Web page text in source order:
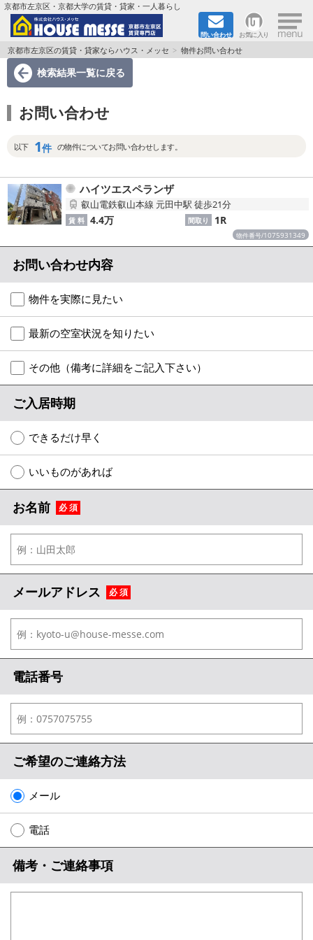
京都市左京区・京都大学の賃貸・貸家・一人暮らし
問い合わせ お気に入り ×
TOPページ
地図から検索
地域から検索
京都大学＆京都芸術大学生さんに
書類DL & 入居者さまへ
家族で住むならマンション？賃家？
一人暮らしの物件特集
ペット相談OKの賃貸！
特選物件
ハウスメーカー施工特集！
路線·駅から探す
IT重説について
スタッフ紹介
店舗情報·アクセス
会社概要
メールでお問い合わせ
京都市左京区の賃貸・貸家ならハウス・メッセ 物件お問い合わせ
検索結果一覧に戻る
お問い合わせ
以下 1件 の物件についてお問い合わせします。
物件番号/1075931349
ハイツエスペランザ
叡山電鉄叡山本線 元田中駅 徒歩21分
賃 料 4.4万 間取り 1R
お問い合わせ内容
物件を実際に見たい
最新の空室状況を知りたい
その他（備考に詳細をご記入下さい）
ご入居時期
できるだけ早く
いいものがあれば
お名前 必 須
メールアドレス 必 須
電話番号
ご希望のご連絡方法
メール
電話
備考・ご連絡事項